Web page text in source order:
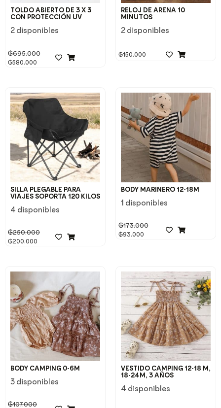
TOLDO ABIERTO DE 3 X 3
CON PROTECCIÓN UV
2 disponibles
₲695.000
₲580.000
RELOJ DE ARENA 10
MINUTOS
2 disponibles
₲150.000
SILLA PLEGABLE PARA
VIAJES SOPORTA 120 KILOS
4 disponibles
₲250.000
₲200.000
BODY MARINERO 12-18M
1 disponibles
₲173.000
₲93.000
BODY CAMPING 0-6M
3 disponibles
₲107.000
VESTIDO CAMPING 12-18 M,
18-24M, 3 AÑOS
4 disponibles